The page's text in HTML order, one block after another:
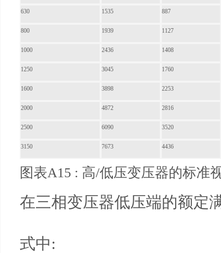
630 1535 887
800 1939 1127
1000 2436 1408
1250 3045 1760
1600 3898 2253
2000 4872 2816
2500 6090 3520
3150 7673 4436
图表A15 : 高/低压变压器的标准
在三相变压器低压端的额定
式中: